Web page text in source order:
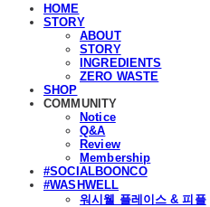
HOME
STORY
ABOUT
STORY
INGREDIENTS
ZERO WASTE
SHOP
COMMUNITY
Notice
Q&A
Review
Membership
#SOCIALBOONCO
#WASHWELL
워시웰 플레이스 & 피플